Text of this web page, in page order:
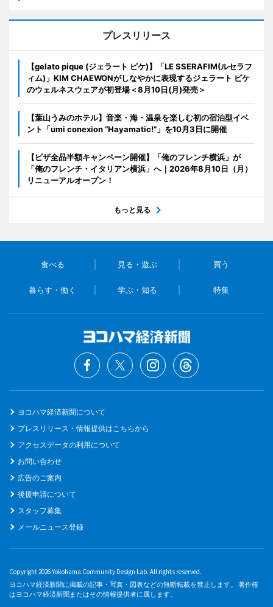
プレスリリース
【gelato pique (ジェラート ピケ)】「LE SSERAFIM(ルセラフ
ィム)」KIM CHAEWONがしなやかに表現するジェラート ピケ
のウェルネスウェアが初登場＜8月10日(月)発売＞
【葉山うみのホテル】音楽・海・温泉を楽しむ初の宿泊型イベ
ント「umi conexion “Hayamatic!”」を10月3日に開催
【ピザ全品半額キャンペーン開催】「俺のフレンチ横浜」が
「俺のフレンチ・イタリアン横浜」へ｜2026年8月10日（月）
リニューアルオープン！
もっと見る
食べる 見る・遊ぶ 買う
暮らす・働く 学ぶ・知る 特集
ヨコハマ経済新聞について
プレスリリース・情報提供はこちらから
アクセスデータの利用について
お問い合わせ
広告のご案内
後援申請について
スタッフ募集
メールニュース登録
Copyright 2026 Yokohama Community Design Lab. All rights reserved.
ヨコハマ経済新聞に掲載の記事・写真・図表などの無断転載を禁止します。 著作権
はヨコハマ経済新聞またはその情報提供者に属します。